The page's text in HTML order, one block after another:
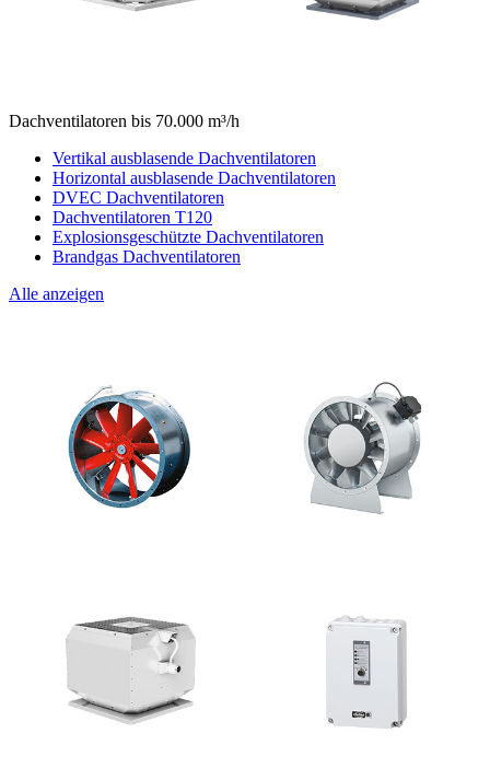
Dachventilatoren bis 70.000 m³/h
Vertikal ausblasende Dachventilatoren
Horizontal ausblasende Dachventilatoren
DVEC Dachventilatoren
Dachventilatoren T120
Explosionsgeschützte Dachventilatoren
Brandgas Dachventilatoren
Alle anzeigen